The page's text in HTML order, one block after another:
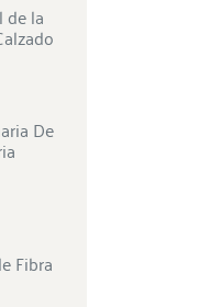
de la
De
Fibra